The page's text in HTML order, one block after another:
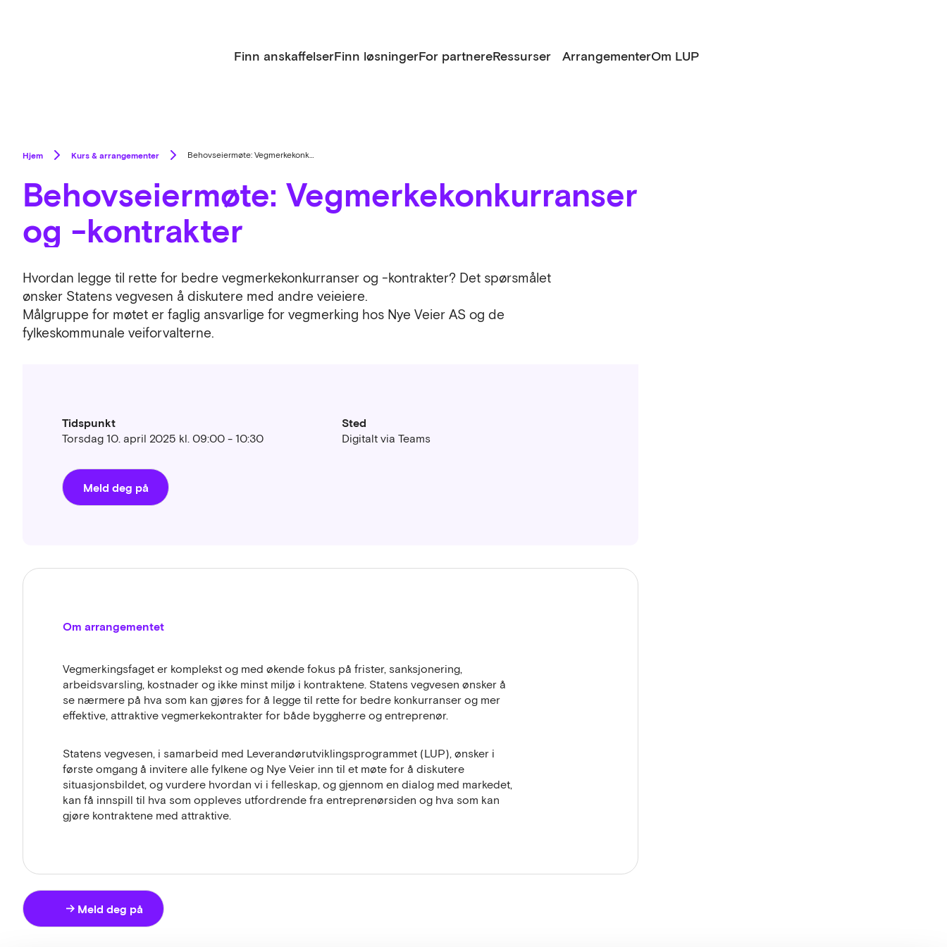
Finn anskaffelserFinn løsningerFor partnereRessurser ArrangementerOm LUP
Hjem Kurs & arrangementer Behovseiermøte: Vegmerkekonkurranser og -kontrakter
Behovseiermøte: Vegmerkekonkurranser
og -kontrakter
Hvordan legge til rette for bedre vegmerkekonkurranser og -kontrakter? Det spørsmålet
ønsker Statens vegvesen å diskutere med andre veieiere.
Målgruppe for møtet er faglig ansvarlige for vegmerking hos Nye Veier AS og de
fylkeskommunale veiforvalterne.
Tidspunkt
Torsdag 10. april 2025 kl. 09:00 - 10:30
Sted
Digitalt via Teams
Meld deg på
Om arrangementet
Vegmerkingsfaget er komplekst og med økende fokus på frister, sanksjonering,
arbeidsvarsling, kostnader og ikke minst miljø i kontraktene. Statens vegvesen ønsker å
se nærmere på hva som kan gjøres for å legge til rette for bedre konkurranser og mer
effektive, attraktive vegmerkekontrakter for både byggherre og entreprenør.
Statens vegvesen, i samarbeid med Leverandørutviklingsprogrammet (LUP), ønsker i
første omgang å invitere alle fylkene og Nye Veier inn til et møte for å diskutere
situasjonsbildet, og vurdere hvordan vi i felleskap, og gjennom en dialog med markedet,
kan få innspill til hva som oppleves utfordrende fra entreprenørsiden og hva som kan
gjøre kontraktene med attraktive.
Meld deg på